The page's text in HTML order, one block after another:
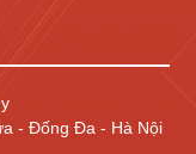
- Đống Đa - Hà Nội